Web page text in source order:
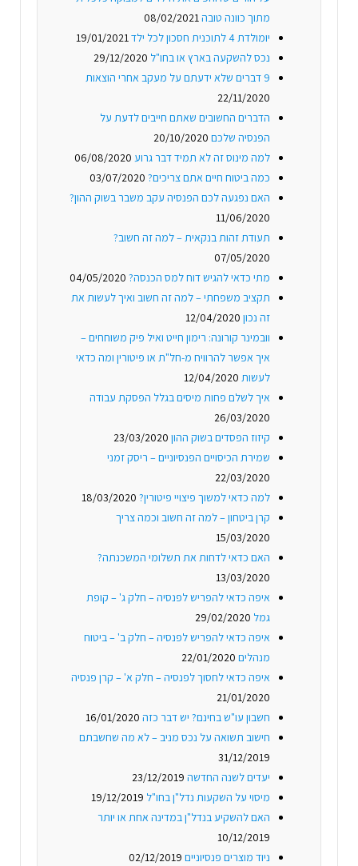
מתוך כוונה טובה08/02/2021
יומולדת 4 לתוכנית חסכון לכל ילד
19/01/2021
נכס להשקעה בארץ או בחו"ל 29/12/2020
9 דברים שלא ידעתם על מעקב אחרי הוצאות
22/11/2020
הדברים החשובים שאתם חייבים לדעת על
הפנסיה שלכם 20/10/2020
למה מינוס זה לא תמיד דבר גרוע 06/08/2020
כמה ביטוח חיים אתם צריכים? 03/07/2020
האם נפגעה לכם הפנסיה עקב משבר בשוק ההון?
11/06/2020
תעודת זהות בנקאית – למה זה חשוב?
07/05/2020
מתי כדאי להגיש דוח למס הכנסה? 04/05/2020
תקציב משפחתי – למה זה חשוב ואיך לעשות את
זה נכון 12/04/2020
וובמינר קורונה: רימון חייט ואיל פיק משוחחים –
איך אפשר להרוויח מ-חל"ת או פיטורין ומה כדאי
לעשות 12/04/2020
איך לשלם פחות מיסים בגלל הפסקת עבודה
26/03/2020
קיזוז הפסדים בשוק ההון 23/03/2020
שמירת הכיסויים הפנסיוניים – ריסק זמני
22/03/2020
למה כדאי למשוך פיצויי פיטורין? 18/03/2020
קרן ביטחון – למה זה חשוב וכמה צריך
15/03/2020
האם כדאי לדחות את תשלומי המשכנתה?
13/03/2020
איפה כדאי להפריש לפנסיה – חלק ג' – קופת
גמל 29/02/2020
איפה כדאי להפריש לפנסיה – חלק ב' – ביטוח
מנהלים 22/01/2020
איפה כדאי לחסוך לפנסיה – חלק א' – קרן פנסיה
21/01/2020
חשבון עו"ש בחינם? יש דבר כזה 16/01/2020
חישוב תשואה על נכס מניב – לא מה שחשבתם
31/12/2019
יעדים לשנה החדשה 23/12/2019
מיסוי על השקעות נדל"ן בחו"ל 19/12/2019
האם להשקיע בנדל"ן במדינה אחת או יותר
10/12/2019
ניוד מוצרים פנסיוניים 02/12/2019